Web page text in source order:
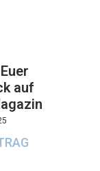
auf